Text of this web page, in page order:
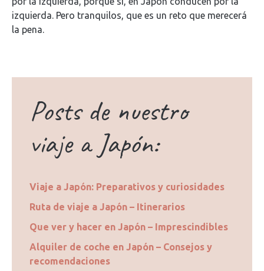
izquierda. Pero tranquilos, que es un reto que merecerá
la pena.
Posts de nuestro
viaje a Japón:
Viaje a Japón: Preparativos y curiosidades
Ruta de viaje a Japón – Itinerarios
Que ver y hacer en Japón – Imprescindibles
Alquiler de coche en Japón – Consejos y
recomendaciones